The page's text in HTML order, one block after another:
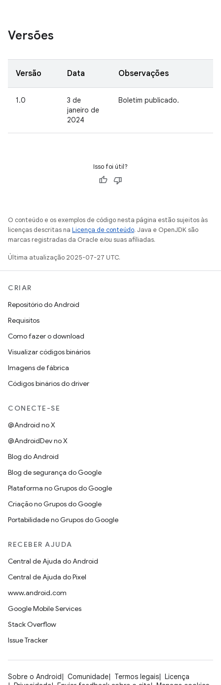
Versões
Versão Data Observações
1.0
3 de
janeiro de
2024
Boletim publicado.
Isso foi útil?
O conteúdo e os exemplos de código nesta página estão sujeitos às
licenças descritas na Licença de conteúdo. Java e OpenJDK são
marcas registradas da Oracle e/ou suas afiliadas.
Última atualização 2025-07-27 UTC.
CRIAR
Repositório do Android
Requisitos
Como fazer o download
Visualizar códigos binários
Imagens de fábrica
Códigos binários do driver
CONECTE-SE
@Android no X
@AndroidDev no X
Blog do Android
Blog de segurança do Google
Plataforma no Grupos do Google
Criação no Grupos do Google
Portabilidade no Grupos do Google
RECEBER AJUDA
Central de Ajuda do Android
Central de Ajuda do Pixel
www.android.com
Google Mobile Services
Stack Overflow
Issue Tracker
Sobre o Android Comunidade Termos legais
Licença